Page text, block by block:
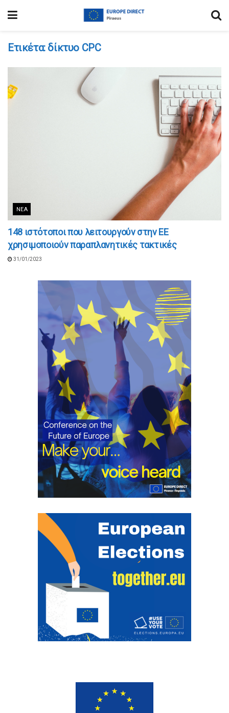
Ετικέτα: δίκτυο CPC
ΝΈΑ
148 ιστότοποι που λειτουργούν στην ΕΕ
χρησιμοποιούν παραπλανητικές τακτικές
31/01/2023